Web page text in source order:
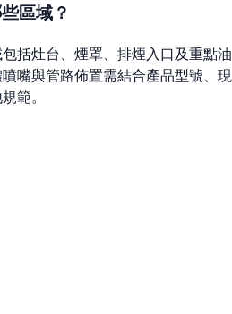
區域？
括灶台、煙罩、排煙入口及重點油
嘴與管路佈置需結合產品型號、現
範。